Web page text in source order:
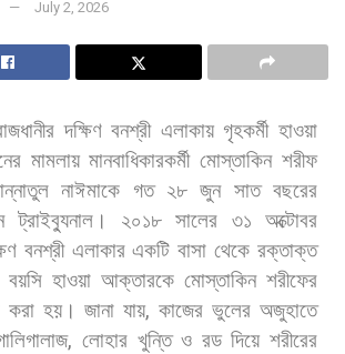
July 2, 2026
দক্ষিণ বনশ্রী এলাকায় গৃহকর্মী হাওয়া
মামলায় মানবাধিকারকর্মী মোস্তাকিন শরীফ
নাঈমাকে গত ২৮ জুন সাত বছরের
ট্রাইব্যুনাল। ২০১৮ সালের ৩১
অক্টোবর
বনশ্রী এলাকার একটি বাসা থেকে রক্তাক্ত
বয়সি হাওয়া আক্তারকে মোস্তাকিন শরীফের
করা হয়। জানা যায়,কাজের ভুলের অজুহাতে
, লোহার খুন্তি ও রড দিয়ে শরীরের